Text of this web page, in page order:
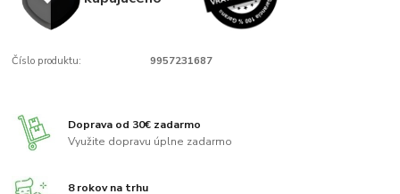
Číslo produktu: 9957231687
Doprava od 30€ zadarmo
Využite dopravu úplne zadarmo
8 rokov na trhu